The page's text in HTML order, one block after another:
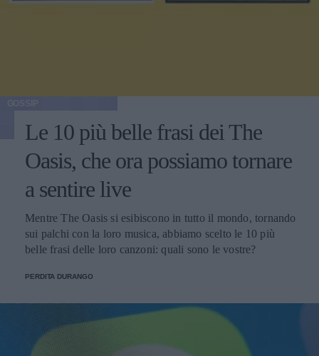
Le 10 più belle frasi dei The
Oasis, che ora possiamo tornare
a sentire live
Mentre The Oasis si esibiscono in tutto il mondo, tornando
sui palchi con la loro musica, abbiamo scelto le 10 più
belle frasi delle loro canzoni: quali sono le vostre?
PERDITA DURANGO